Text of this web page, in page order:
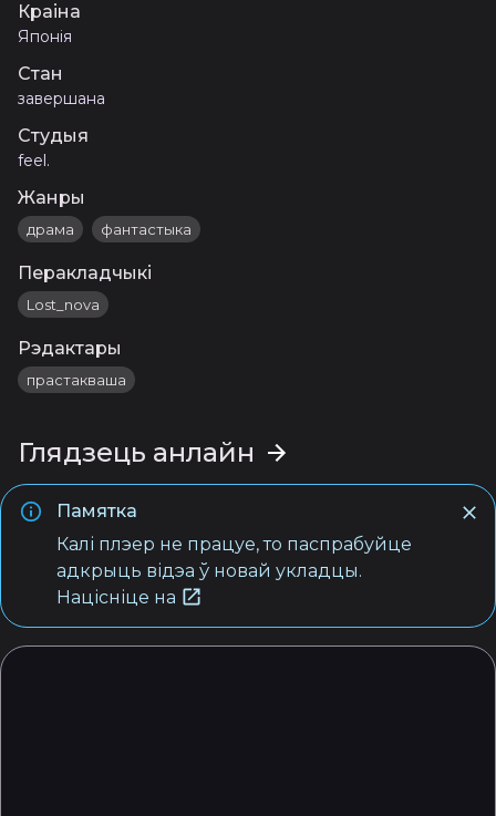
Краіна
Японія
Стан
завершана
Студыя
feel.
Жанры
драма фантастыка
Перакладчыкі
Lost_nova
Рэдактары
прастакваша
Глядзець анлайн
Памятка
Калі плэер не працуе, то паспрабуйце
адкрыць відэа ў новай укладцы.
Націсніце на